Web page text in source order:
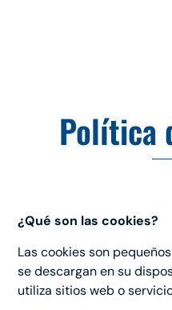
Política
¿Qué son las cookies?
Las cookies son
se descargan en su
utiliza sitios web o